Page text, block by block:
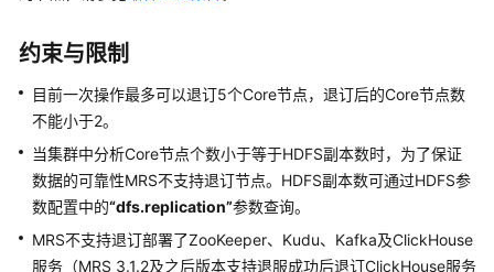
产
介
绍
计
费
明
约束与限制
目前一次操作最多可以退订5个Core节点，退订后的Core节点数
不能小于2。
当集群中分析Core节点个数小于等于HDFS副本数时，为了保证
数据的可靠性MRS不支持退订节点。HDFS副本数可通过HDFS参
数配置中的“dfs.replication”参数查询。
MRS不支持退订部署了ZooKeeper、Kudu、Kafka及ClickHouse
服务（MRS 3.1.2及之后版本支持退服成功后退订ClickHouse服务